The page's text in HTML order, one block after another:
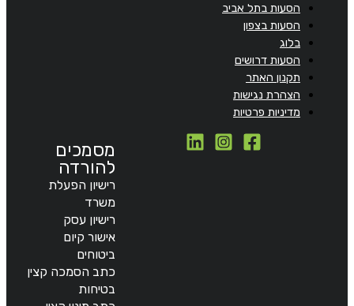
הסעות בתל אביב
הסעות בצפון
בלוג
הסעות דרושים
תקנון האתר
הצהרת נגישות
מדיניות פרטיות
מסמכים
להורדה
רישיון הפעלת
משרד
רישיון עסק
אישור קיום
ביטוחים
כתב הסמכה קצין
בטיחות